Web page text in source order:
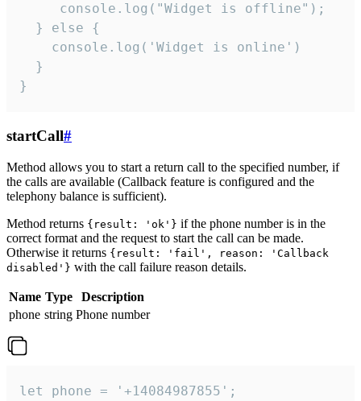
     console.log("Widget is offline");
  } else {
    console.log('Widget is online')
  }
}
startCall#
Method allows you to start a return call to the specified number, if
the calls are available (Callback feature is configured and the
telephony balance is sufficient).
Method returns {result: 'ok'} if the phone number is in the
correct format and the request to start the call can be made.
Otherwise it returns {result: 'fail', reason: 'Callback
disabled'} with the call failure reason details.
Name Type
Description
phone string Phone number
let phone = '+14084987855';